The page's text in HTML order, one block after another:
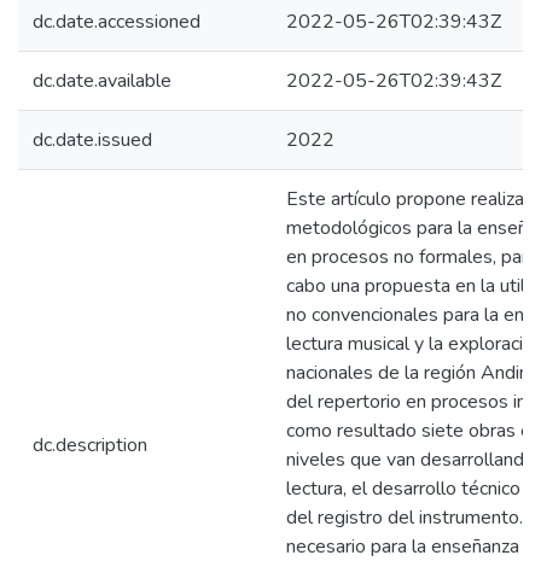
dc.date.accessioned 2022-05-26T02:39:43Z
dc.date.available 2022-05-26T02:39:43Z
dc.date.issued 2022
dc.description
Este artículo propone realizar
metodológicos para la
en procesos no formales,
cabo una propuesta en la
no convencionales para la
lectura musical y la
nacionales de la región
del repertorio en procesos
como resultado siete obras
niveles que van
lectura, el desarrollo técnico
del registro del instrumento.
necesario para la enseñanza